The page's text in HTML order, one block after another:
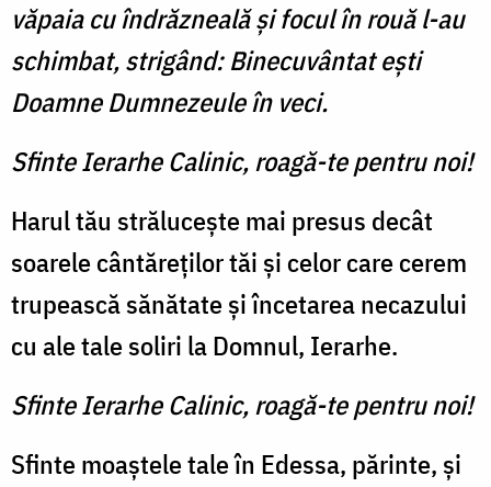
văpaia cu îndrăzneală şi focul în rouă l-au
schimbat, strigând: Binecuvântat eşti
Doamne Dumnezeule în veci.
Sfinte Ierarhe Calinic, roagă-te pentru noi!
Harul tău strălucește mai presus decât
soarele cântăreților tăi și celor care cerem
trupească sănătate și încetarea necazului
cu ale tale soliri la Domnul, Ierarhe.
Sfinte Ierarhe Calinic, roagă-te pentru noi!
Sfinte moaștele tale în Edessa, părinte, și